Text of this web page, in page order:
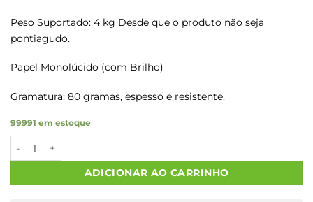
Peso Suportado: 4 kg Desde que o produto não seja
pontiagudo.
Papel Monolúcido (com Brilho)
Gramatura: 80 gramas, espesso e resistente.
99991 em estoque
Sacos Papel Kraft COM CARINHO P/V P 18x10,5x27 500 Un.
ADICIONAR AO CARRINHO